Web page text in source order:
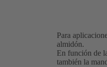
Para
almidón.
En función de
también la